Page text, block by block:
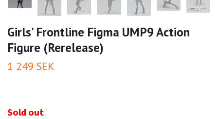
Girls' Frontline Figma UMP9 Action
Figure (Rerelease)
1 249 SEK
Sold out